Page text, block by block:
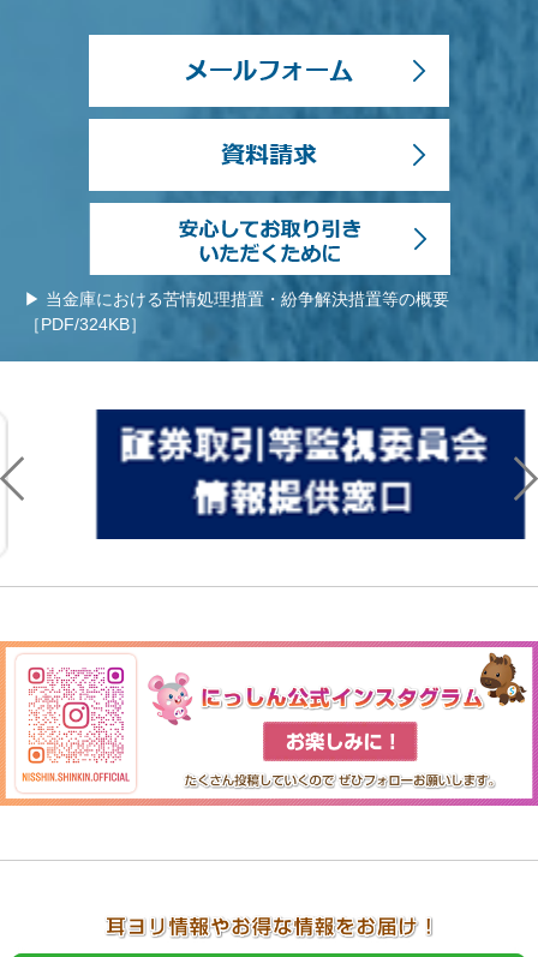
▶ 当金庫における苦情処理措置・紛争解決措置等の概要
［PDF/324KB］